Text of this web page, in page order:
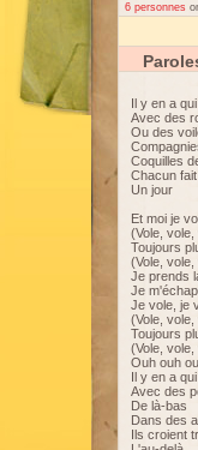
6 personnes
Il y en a
Avec des
Ou des
Coquilles
Chacun
Un jour
Et moi je
(Vole, vole,
Toujours
(Vole, vole,
Je prends
Je
Je vole, je
(Vole, vole,
Toujours
(Vole, vole,
Ouh ouh
Il y en a
Avec des
De là-bas
Dans des
Ils croient